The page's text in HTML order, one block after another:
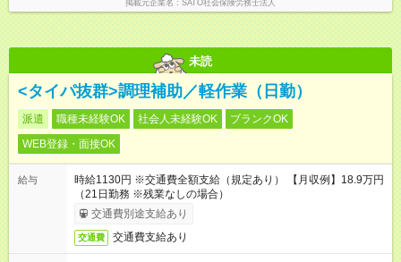
掲載元企業名 SATO社会保険労務士法人
未読
<タイパ抜群>調理補助／軽作業（日勤）
派遣 職種未経験OK 社会人未経験OK
ブランクOK
WEB登録・面接OK
給与
時給1130円 ※交通費全額支給（規定あり） 【月収例】18.9万円
（21日勤務 ※残業なしの場合）
交通費別途支給あり
交通費 交通費支給あり